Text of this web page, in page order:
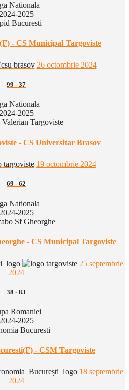
Nationala
2024-2025
Bucuresti
- CS Municipal Targoviste
26 octombrie 2024
99 - 37
Nationala
2024-2025
Targoviste
- CS Universitar Brasov
19 octombrie 2024
69 - 62
Nationala
2024-2025
Sf Gheorghe
- CS Municipal Targoviste
25 septembrie
2024
38 - 83
Romaniei
2024-2025
Bucuresti
- CSM Targoviste
18 septembrie
2024